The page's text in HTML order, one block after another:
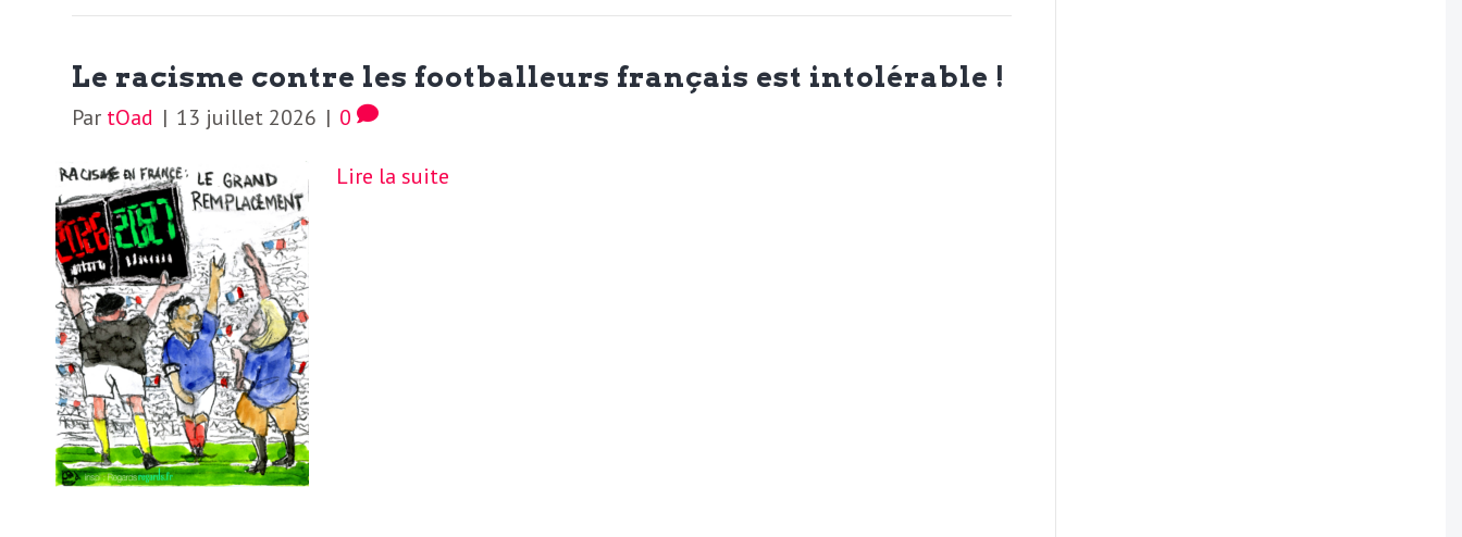
L
e
D
e
b
r
i
e
r
:
L
a
L
e
t
t
r
Le racisme contre les footballeurs français est intolérable !
Par tOad | 13 juillet 2026 | 0
Lire la suite